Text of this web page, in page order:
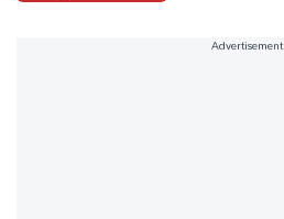
Advertisement